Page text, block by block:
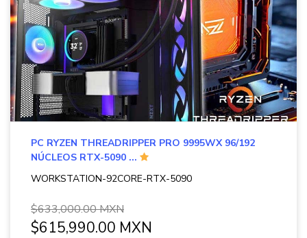
PC RYZEN THREADRIPPER PRO 9995WX 96/192
NÚCLEOS RTX-5090 ...
WORKSTATION-92CORE-RTX-5090
$633,000.00 MXN
$615,990.00 MXN